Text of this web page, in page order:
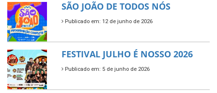
SÃO JOÃO DE TODOS NÓS
Publicado em: 12 de junho de 2026
FESTIVAL JULHO É NOSSO 2026
Publicado em: 5 de junho de 2026